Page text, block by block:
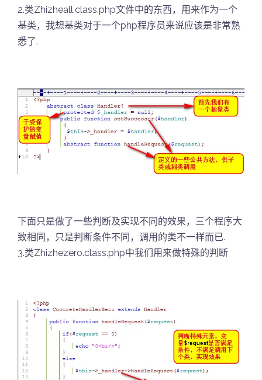
2.类Zhizheall.class.php文件中的东西，用来作为一个
基类，我想基类对于一个php程序员来说应该是非常熟
悉了.
下面只是做了一些判断及实现不同的效果，三个程序大
致相同，只是判断条件不同，调用的类不一样而已.
3.类Zhizhezero.class.php中我们用来做特殊的判断